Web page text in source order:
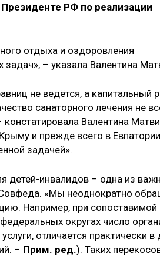
РФ по реализации
отдыха и оздоровления
– указала Валентина
не ведётся, а капитальный
санаторного лечения не
Валентина
и прежде всего в
задачей».
детей-инвалидов – одна из
«Мы неоднократно
Например, при сопоставимой
округах число
отличается практически в
– Прим. ред.). Таких